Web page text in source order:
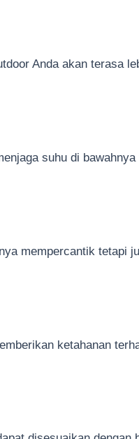
Anda akan terasa
suhu di
mempercantik tetapi
ketahanan